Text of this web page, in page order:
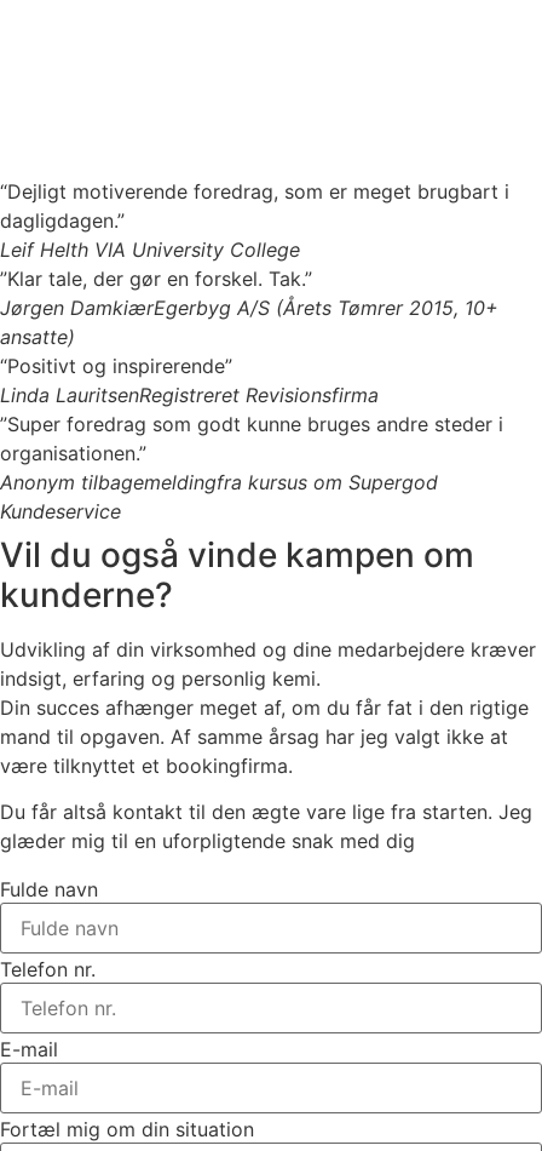
“Dejligt motiverende foredrag, som er meget brugbart i
dagligdagen.”
Leif Helth VIA University College
”Klar tale, der gør en forskel. Tak.”
Jørgen DamkiærEgerbyg A/S (Årets Tømrer 2015, 10+
ansatte)
“Positivt og inspirerende”
Linda LauritsenRegistreret Revisionsfirma
”Super foredrag som godt kunne bruges andre steder i
organisationen.”
Anonym tilbagemeldingfra kursus om Supergod
Kundeservice
Vil du også vinde kampen om
kunderne?
Udvikling af din virksomhed og dine medarbejdere kræver
indsigt, erfaring og personlig kemi.
Din succes afhænger meget af, om du får fat i den rigtige
mand til opgaven. Af samme årsag har jeg valgt ikke at
være tilknyttet et bookingfirma.
Du får altså kontakt til den ægte vare lige fra starten. Jeg
glæder mig til en uforpligtende snak med dig
Fulde navn
Telefon nr.
E-mail
Fortæl mig om din situation